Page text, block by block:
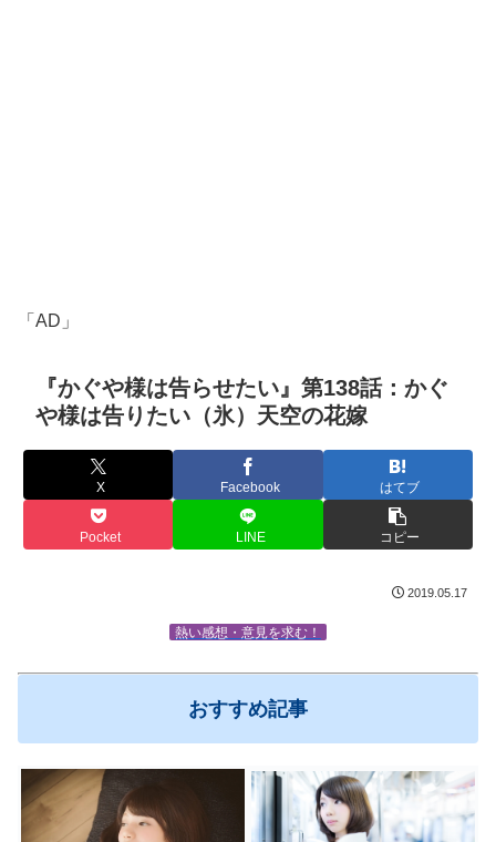
「AD」
『かぐや様は告らせたい』第138話：かぐ
や様は告りたい（氷）天空の花嫁
X Facebook はてブ
Pocket LINE コピー
2019.05.17
熱い感想・意見を求む！
おすすめ記事